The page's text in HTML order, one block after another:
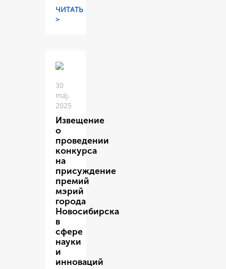
ЧИТАТЬ
>
30
máj.
2025
Извещение
о
проведении
конкурса
на
присуждение
премий
мэрий
города
Новосибирска
в
сфере
науки
и
инноваций